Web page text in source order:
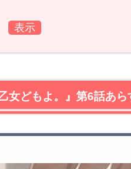
乙女どもよ。』第6話あらすじ
「文化祭にまつわる“恋の伝説”」
森のなか！曾根崎り香の「文化
女どもよ。』第6話あら